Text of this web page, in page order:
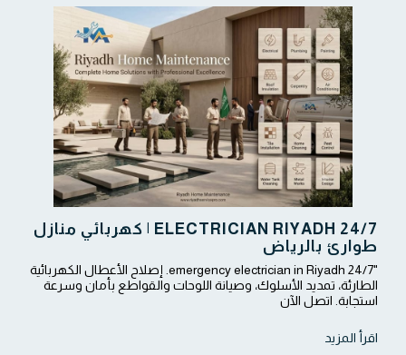
ELECTRICIAN RIYADH 24/7 | كهربائي منازل
طوارئ بالرياض
"24/7 emergency electrician in Riyadh. إصلاح الأعطال الكهربائية
الطارئة، تمديد الأسلوك، وصيانة اللوحات والقواطع بأمان وسرعة
استجابة. اتصل الآن
اقرأ المزيد